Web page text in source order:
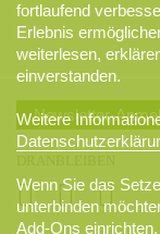
Newsletter-
fortlaufend
Erlebnis
weiterlesen,
einverstanden.
Weitere
Wenn Sie das
unterbinden
Add-Ons einrichten.